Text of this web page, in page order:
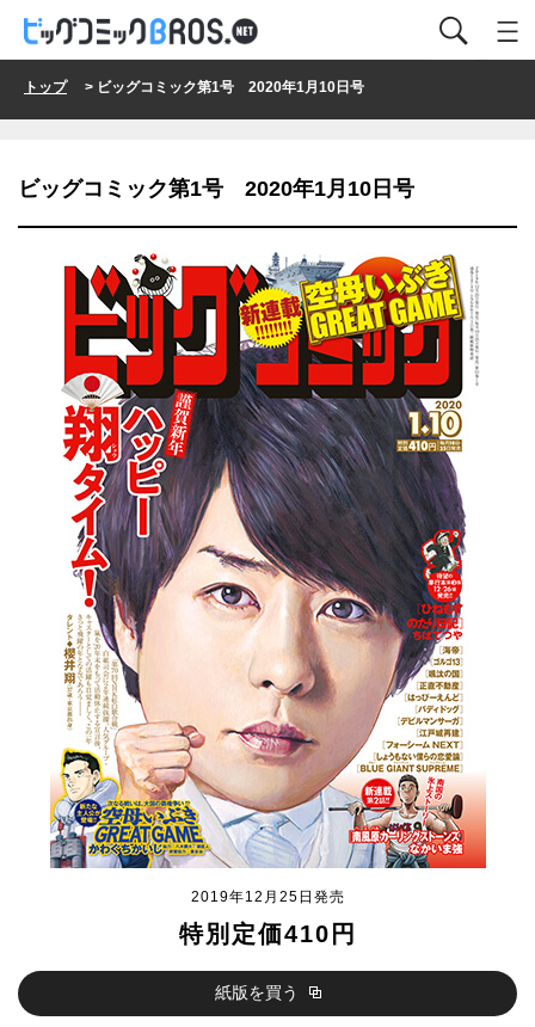
トップ> ビッグコミック第1号 2020年1月10日号
ビッグコミック第1号 2020年1月10日号
2019年12月25日発売
特別定価410円
紙版を買う